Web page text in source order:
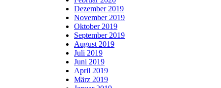
Dezember 2019
November 2019
Oktober 2019
September 2019
August 2019
Juli 2019
Juni 2019
April 2019
März 2019